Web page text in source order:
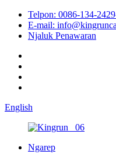
Telpon: 0086-134-
E-mail:
Njaluk Penawaran
English
Ngarep